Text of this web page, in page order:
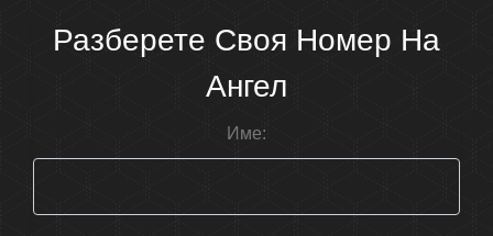
Разберете Своя Номер На
Ангел
Име: